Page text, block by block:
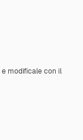
e modificale con il